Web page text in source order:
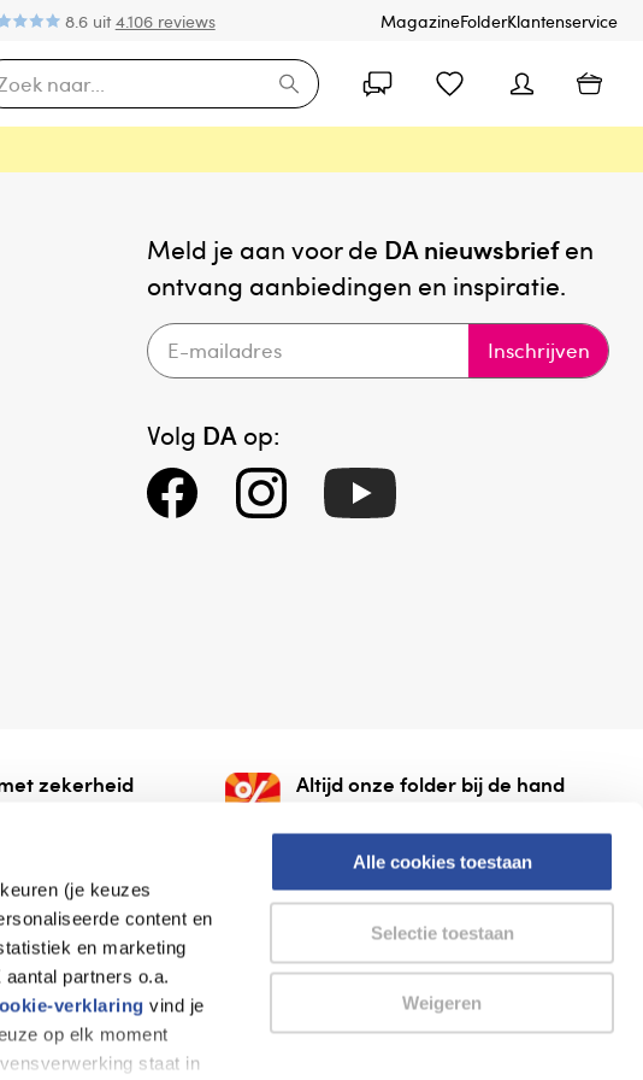
(je keuzes
content en
en marketing
partners o.a.
verklaring vind je
op elk moment
staat in
Alle cookies toestaan
Selectie toestaan
Weigeren
8.6 uit4.106 reviews MagazineFolderKlantenservice
Meld je aan voor de DA nieuwsbriefen
ontvang aanbiedingen en inspiratie.
Inschrijven
Volg DA op:
zekerheid Altijd onze folder bij de hand
AlleFolders.
Thuiswinkel waarborg